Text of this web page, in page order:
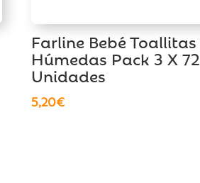
Farline Bebé Toallitas
Húmedas Pack 3 X 72
Unidades
5,20€